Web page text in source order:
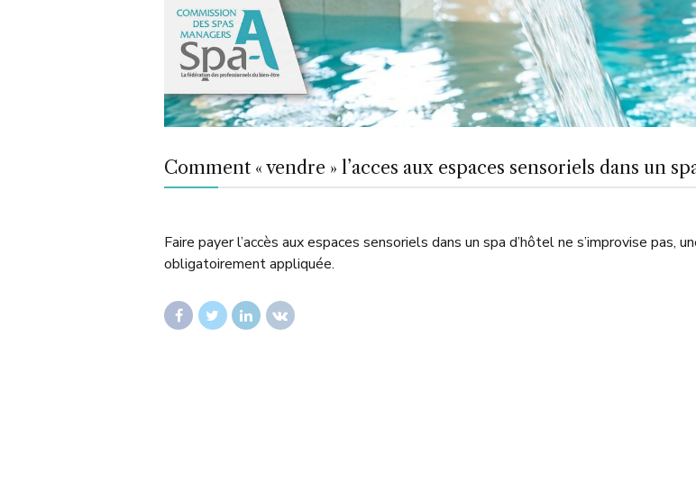
Comment « vendre » l’acces aux espaces sensoriels dans un
Faire payer l’accès aux espaces sensoriels dans un spa d’hôtel ne s’improvise
obligatoirement appliquée.